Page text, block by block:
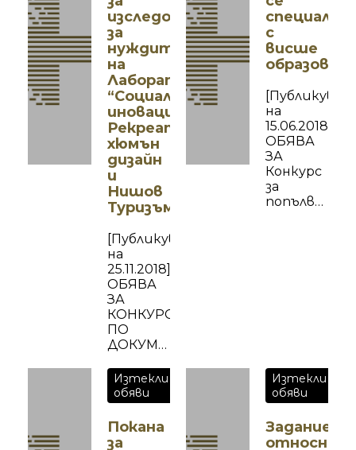
изследователи
за
нуждите
на
Лаборатория
“Социални
иновации,
Рекреативен­
хюмън
дизайн
и
Нишов
Туризъм“
[Публикувано
на
25.11.2018]
ОБЯВА
ЗА
КОНКУРС
ПО
ДОКУМЕНТИ
ИЗСЛЕДОВАТЕЛИ
ЗА
НУЖИТЕ
НА
СПЕЦИФИЧНИТЕ
с
висше
на
15.06.2018]
ОБЯВА
ЗА
Конкурс
за
попълване
и
развитие
на
за
върхови
Изтекли
обяви
Покана
за
Изтекли
обяви
Задание
относно